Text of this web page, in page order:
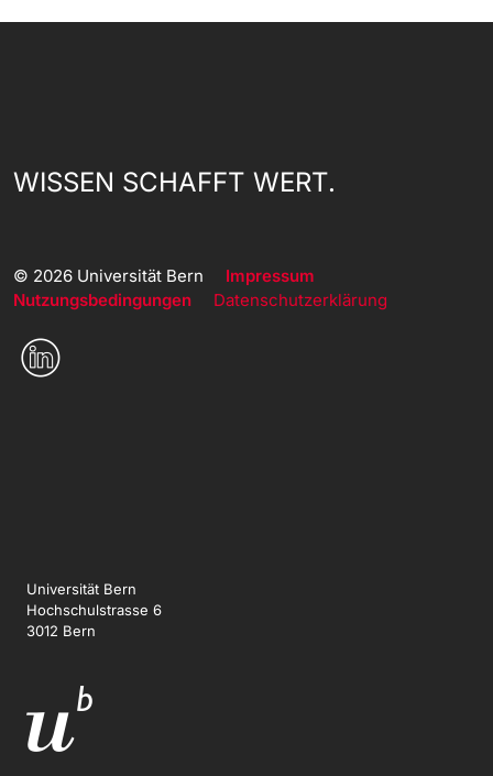
WISSEN SCHAFFT WERT.
© 2026 Universität Bern Impressum
Nutzungsbedingungen
Datenschutzerklärung
Universität Bern
Hochschulstrasse 6
3012 Bern